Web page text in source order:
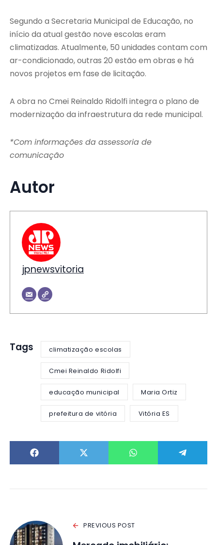
Segundo a Secretaria Municipal de Educação, no
início da atual gestão nove escolas eram
climatizadas. Atualmente, 50 unidades contam com
ar-condicionado, outras 20 estão em obras e há
novos projetos em fase de licitação.
A obra no Cmei Reinaldo Ridolfi integra o plano de
modernização da infraestrutura da rede municipal.
*Com informações da assessoria de
comunicação
Autor
jpnewsvitoria
Tags climatização escolas
Cmei Reinaldo Ridolfi
educação municipal Maria Ortiz
prefeitura de vitória Vitória ES
PREVIOUS POST